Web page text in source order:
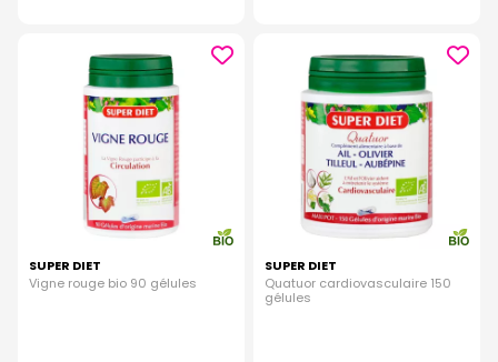
SUPER DIET
Vigne rouge bio 90 gélules
SUPER DIET
Quatuor cardiovasculaire 150
gélules